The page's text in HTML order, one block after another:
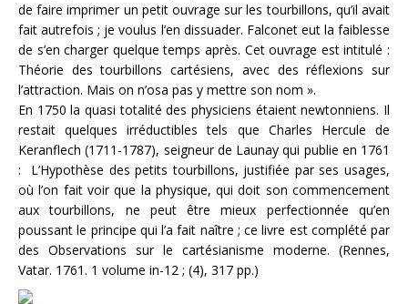
de faire imprimer un petit ouvrage sur les tourbillons, qu’il avait
fait autrefois ; je voulus l’en dissuader. Falconet eut la faiblesse
de s’en charger quelque temps après. Cet ouvrage est intitulé :
Théorie des tourbillons cartésiens, avec des réflexions sur
l’attraction. Mais on n’osa pas y mettre son nom ».
En 1750 la quasi totalité des physiciens étaient newtonniens. Il
restait quelques irréductibles tels que Charles Hercule de
Keranflech (1711-1787), seigneur de Launay qui publie en 1761
: L’Hypothèse des petits tourbillons, justifiée par ses usages,
où l’on fait voir que la physique, qui doit son commencement
aux tourbillons, ne peut être mieux perfectionnée qu’en
poussant le principe qui l’a fait naître ; ce livre est complété par
des Observations sur le cartésianisme moderne. (Rennes,
Vatar. 1761. 1 volume in-12 ; (4), 317 pp.)